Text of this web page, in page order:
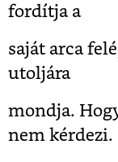
fordítja a
saját arca
utoljára
mondja.
nem kérdezi.